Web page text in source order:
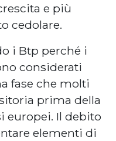
e più
cedolare.
i Btp perché i
considerati
fase che molti
prima della
europei. Il debito
elementi di